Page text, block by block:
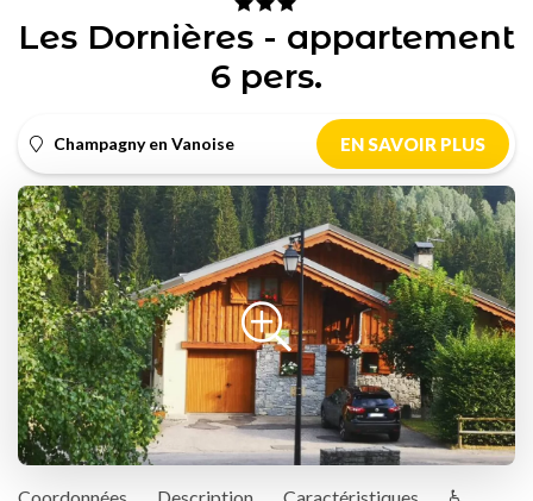
Les Dornières - appartement
6 pers.
Champagny en Vanoise EN SAVOIR PLUS